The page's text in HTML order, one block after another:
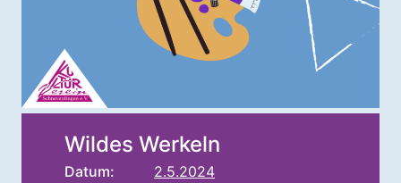
Wildes Werkeln
Datum:
2.5.2024